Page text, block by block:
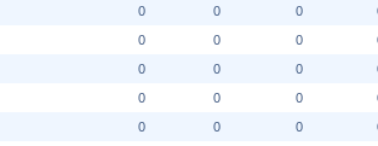
0 0 0
0 0 0
0 0 0
0 0 0
0 0 0